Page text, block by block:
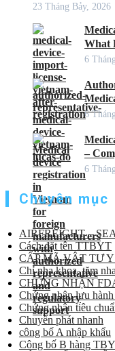
23 Tháng Bảy, 2026
What
6
6
–
6
Chuyên mục
AIRFREIGHT –
Cách đặt tên TTBYT
CẤP MÃ VẬT TƯ
Chỉ nha khoa, tăm
CHỨNG NHẬN
Chứng nhận lưu
Chứng nhận tiêu
Chuyển phát nhanh
công bố A nhập khẩu
Công bố B hàng